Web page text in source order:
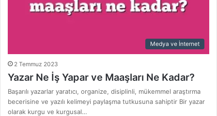
Medya ve İnternet
2 Temmuz 2023
Yazar Ne İş Yapar ve Maaşları Ne Kadar?
Başarılı yazarlar yaratıcı, organize, disiplinli, mükemmel araştırma
becerisine ve yazılı kelimeyi paylaşma tutkusuna sahiptir Bir yazar
olarak kurgu ve kurgusal…